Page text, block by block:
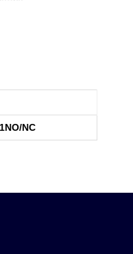
1NO/NC
açıklamalarında ve